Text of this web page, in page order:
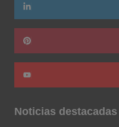
Noticias destacadas